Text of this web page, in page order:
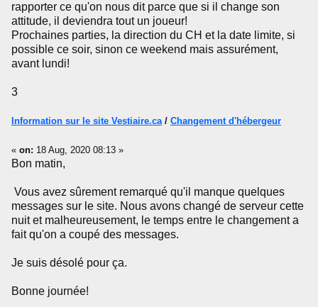
rapporter ce qu'on nous dit parce que si il change son
attitude, il deviendra tout un joueur!
Prochaines parties, la direction du CH et la date limite, si
possible ce soir, sinon ce weekend mais assurément,
avant lundi!
3
Information sur le site Vestiaire.ca/ Changement d'hébergeur
« on: 18 Aug, 2020 08:13 »
Bon matin,
Vous avez sûrement remarqué qu'il manque quelques
messages sur le site. Nous avons changé de serveur cette
nuit et malheureusement, le temps entre le changement a
fait qu'on a coupé des messages.
Je suis désolé pour ça.
Bonne journée!